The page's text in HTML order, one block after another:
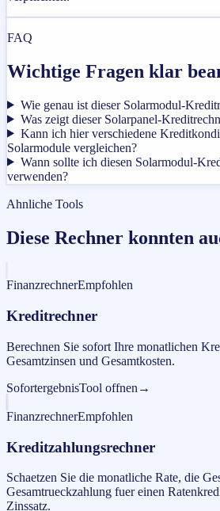
FAQ
Wichtige Fragen klar
Wie genau ist dieser Solarmodul-
Was zeigt dieser Solarpanel-
Kann ich hier verschiedene
Solarmodule vergleichen?
Wann sollte ich diesen Solarmodul-
verwenden?
Ahnliche Tools
Diese Rechner konnten
FinanzrechnerEmpfohlen
Kreditrechner
Berechnen Sie sofort Ihre monatlichen
Gesamtzinsen und Gesamtkosten.
SofortergebnisTool offnen →
FinanzrechnerEmpfohlen
Kreditzahlungsrechner
Schaetzen Sie die monatliche Rate, die
Gesamtrueckzahlung fuer einen
Zinssatz.